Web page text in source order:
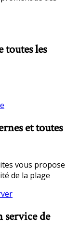
toutes les
et toutes
vous propose
de la plage
service de